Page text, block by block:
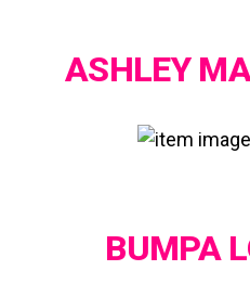
ASHLEY
BUMPA